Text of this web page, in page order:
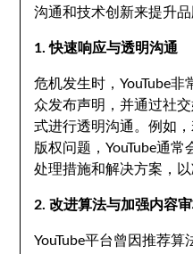
沟通和技术创新来提升品
1. 快速响应与透明沟通
危机发生时，YouTube
众发布声明，并通过社
式进行透明沟通。例如
版权问题，YouTube通
处理措施和解决方案，
2. 改进算法与加强内容
YouTube平台曾因推荐